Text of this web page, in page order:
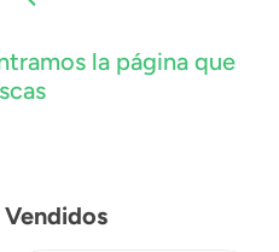
la página que
Vendidos